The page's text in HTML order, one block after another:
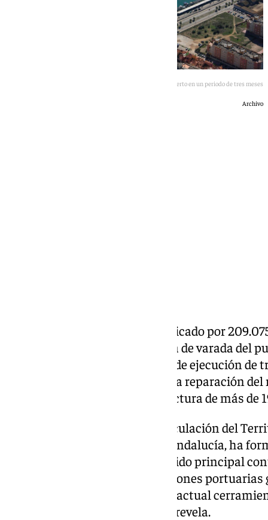
Adjudicadas las obras de cerramiento del puerto en un periodo de tres meses
Archivo
La Junta de Andalucía ha adjudicado por
del cerramiento de la explanada de varada del
de la Concepción, con un plazo de ejecución
desmontaje del vallado actual, la reparación
instalación de una nueva estructura de más de
La Consejería de Fomento, Articulación del
Agencia Pública de Puertos de Andalucía, ha
contrato que tiene como cometido principal
la renovación de estas instalaciones
centrarán en el desmontaje del actual
en el límite de la playa de la Sobrevela.